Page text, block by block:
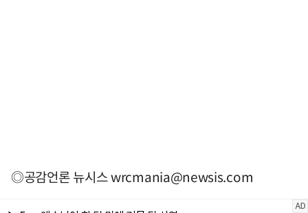
◎공감언론 뉴시스wrcmania@newsis.com